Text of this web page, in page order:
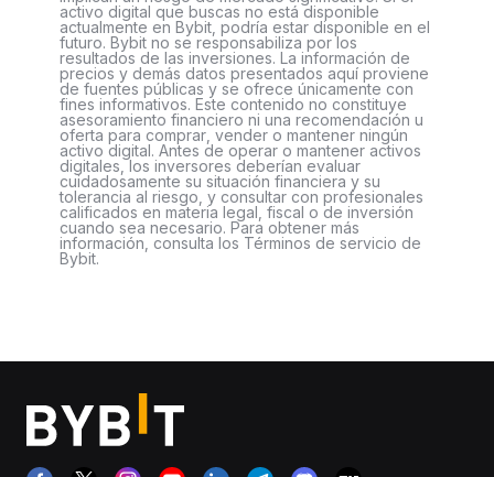
activo digital que buscas no está disponible
actualmente en Bybit, podría estar disponible en el
futuro. Bybit no se responsabiliza por los
resultados de las inversiones. La información de
precios y demás datos presentados aquí proviene
de fuentes públicas y se ofrece únicamente con
fines informativos. Este contenido no constituye
asesoramiento financiero ni una recomendación u
oferta para comprar, vender o mantener ningún
activo digital. Antes de operar o mantener activos
digitales, los inversores deberían evaluar
cuidadosamente su situación financiera y su
tolerancia al riesgo, y consultar con profesionales
calificados en materia legal, fiscal o de inversión
cuando sea necesario. Para obtener más
información, consulta los Términos de servicio de
Bybit.